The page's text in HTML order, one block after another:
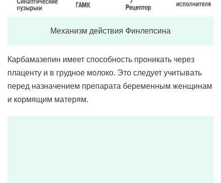
Механизм действия Финлепсина
Карбамазепин имеет способность проникать через
плаценту и в грудное молоко. Это следует учитывать
перед назначением препарата беременным женщинам
и кормящим матерям.